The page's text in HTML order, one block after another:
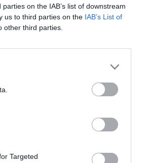
on the IAB’s list of downstream
us to third parties on the IAB’s List of
other third parties.
Targeted
In evidenza